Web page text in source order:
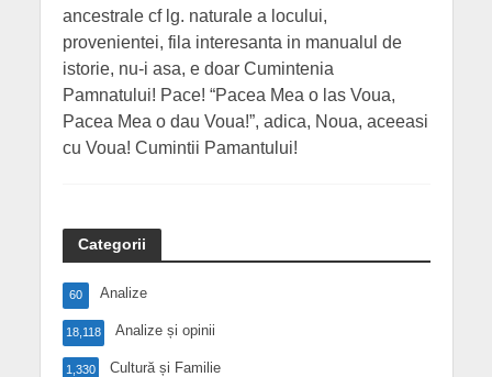
ancestrale cf lg. naturale a locului,
provenientei, fila interesanta in manualul de
istorie, nu-i asa, e doar Cumintenia
Pamnatului! Pace! “Pacea Mea o las Voua,
Pacea Mea o dau Voua!”, adica, Noua, aceeasi
cu Voua! Cumintii Pamantului!
Categorii
Analize
60
Analize și opinii
18,118
Cultură și Familie
1,330